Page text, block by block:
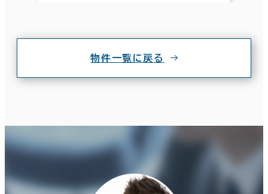
物件一覧に戻る